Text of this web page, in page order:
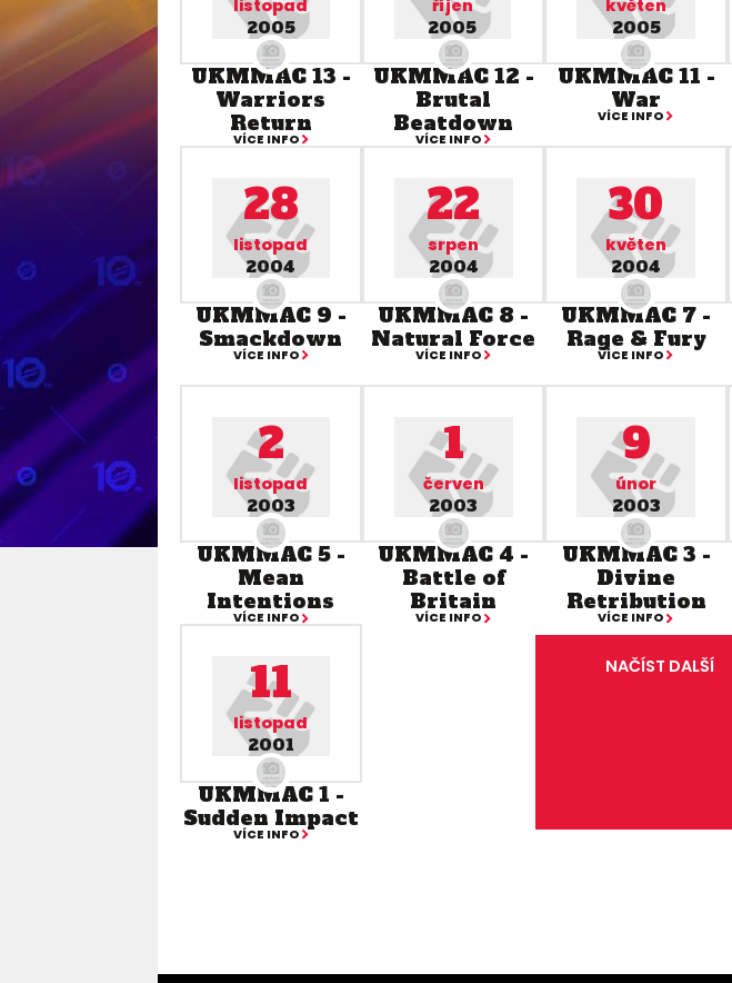
listopad
2005
UKMMAC 13 -
Warriors
Return
VÍCE INFO
říjen
2005
UKMMAC 12 -
Brutal
Beatdown
VÍCE INFO
květen
2005
UKMMAC 11 -
War
VÍCE INFO
28
listopad
2004
UKMMAC 9 -
Smackdown
VÍCE INFO
22
srpen
2004
UKMMAC 8 -
Natural Force
VÍCE INFO
30
květen
2004
UKMMAC 7 -
Rage & Fury
VÍCE INFO
2
listopad
2003
UKMMAC 5 -
Mean
Intentions
VÍCE INFO
1
červen
2003
UKMMAC 4 -
Battle of
Britain
VÍCE INFO
9
únor
2003
UKMMAC 3 -
Divine
Retribution
VÍCE INFO
11
listopad
2001
UKMMAC 1 -
Sudden Impact
VÍCE INFO
NAČÍST DALŠÍ